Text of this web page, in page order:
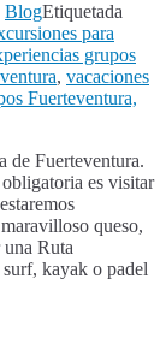
BlogEtiquetada
para
grupos
, vacaciones
Fuerteventura,
de Fuerteventura.
es visitar
queso,
una Ruta
kayak o padel